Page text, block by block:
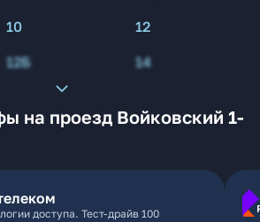
10
12
12Б 14
на проезд Войковский 1-
доступа. Тест-драйв 100